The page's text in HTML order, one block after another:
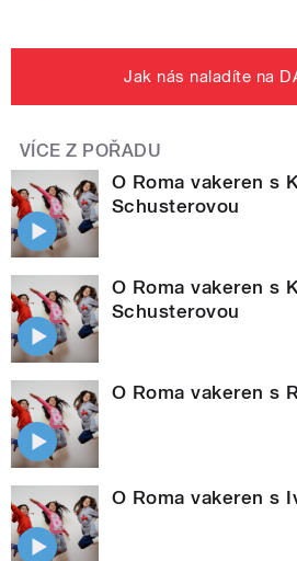
Jak nás naladíte na
VÍCE Z POŘADU
O Roma vakeren s
Schusterovou
O Roma vakeren s
Schusterovou
O Roma vakeren s
O Roma vakeren s